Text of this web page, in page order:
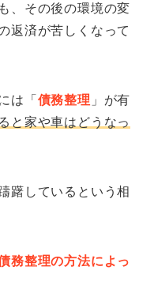
、その後の環境の変
返済が苦しくなって
は「 債務整理 」が有
と家や車はどうなっ
躇しているという相
務整理の方法によっ